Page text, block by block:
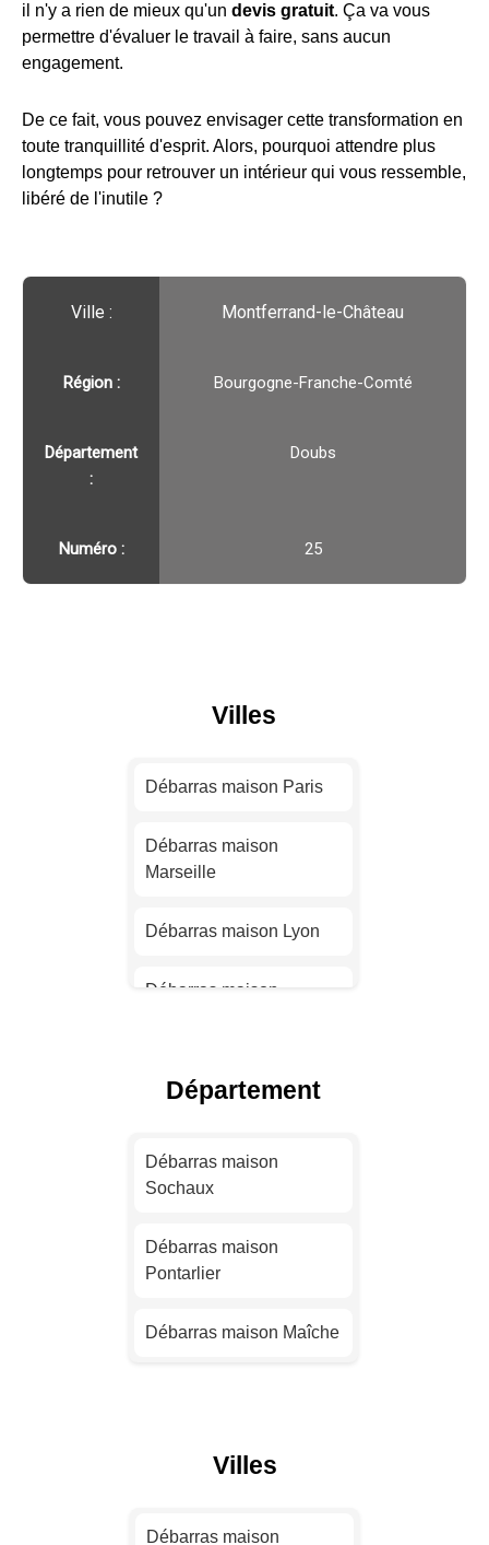
il n'y a rien de mieux qu'un devis gratuit. Ça va vous
permettre d'évaluer le travail à faire, sans aucun
engagement.
De ce fait, vous pouvez envisager cette transformation en
toute tranquillité d'esprit. Alors, pourquoi attendre plus
longtemps pour retrouver un intérieur qui vous ressemble,
libéré de l'inutile ?
Ville :️ Montferrand-le-Château
Région :️ Bourgogne-Franche-Comté
Département
:
Doubs
Numéro : 25
Villes
Débarras maison Paris
Débarras maison
Marseille
Débarras maison Lyon
Débarras maison
Débarras maison Nice
Débarras maison
Débarras maison
Rennes
Département
Débarras maison
Sochaux
Débarras maison
Pontarlier
Débarras maison Maîche
Débarras maison
Villes
Débarras maison